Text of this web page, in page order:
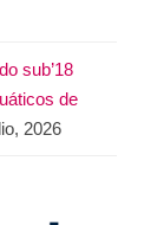
sub’18
de
2026